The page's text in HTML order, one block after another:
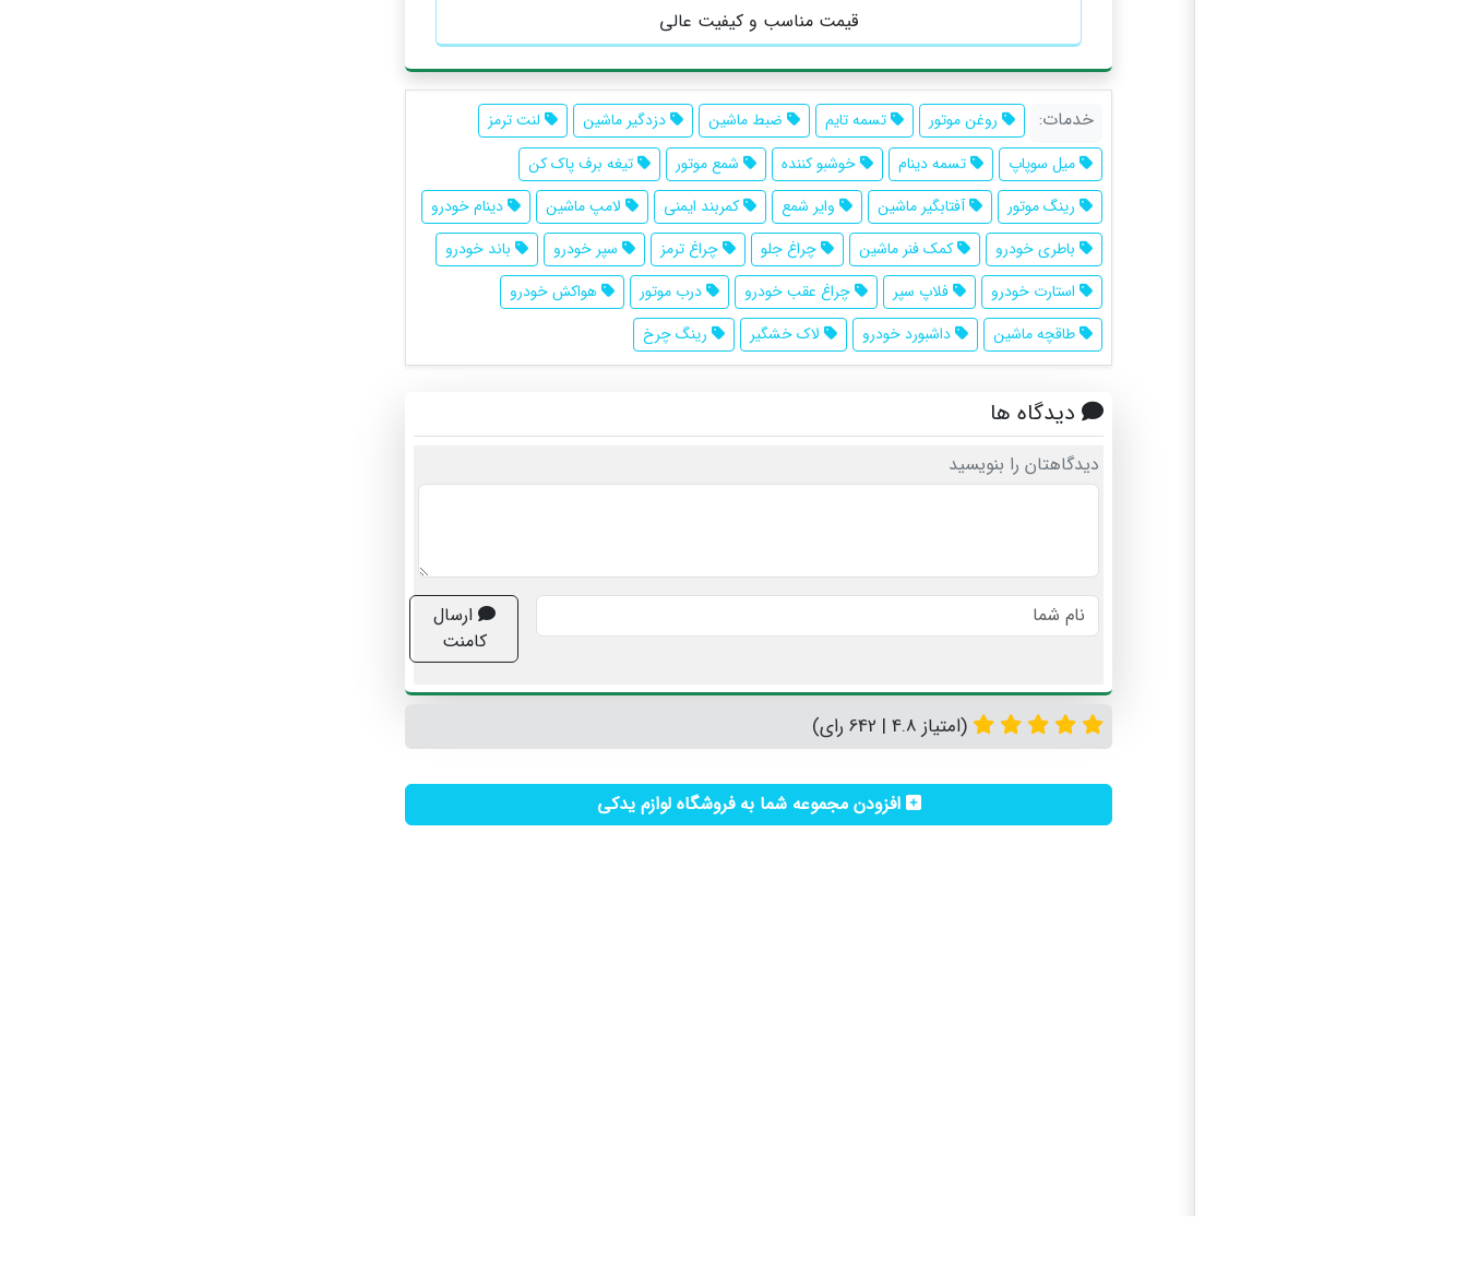
قیمت مناسب و کیفیت عالی
خدمات: روغن موتور تسمه تایم ضبط ماشین دزدگیر ماشین
لنت ترمز
میل سوپاپ
تسمه دینام خوشبو کننده شمع موتور
تیغه برف پاک کن
رینگ موتور
آفتابگیر ماشین وایر شمع کمربند ایمنی لامپ ماشین
دینام خودرو
باطری خودرو
کمک فنر ماشین چراغ جلو چراغ ترمز سپر خودرو
باند خودرو
استارت خودرو
فلاپ سپر چراغ عقب خودرو درب موتور
هواکش خودرو
طاقچه ماشین
داشبورد خودرو لاک خشگیر رینگ چرخ
دیدگاه ها
دیدگاهتان را بنویسید
ارسال
کامنت
(امتیاز 4.8 | 642 رای)
افزودن مجموعه شما به فروشگاه لوازم یدکی